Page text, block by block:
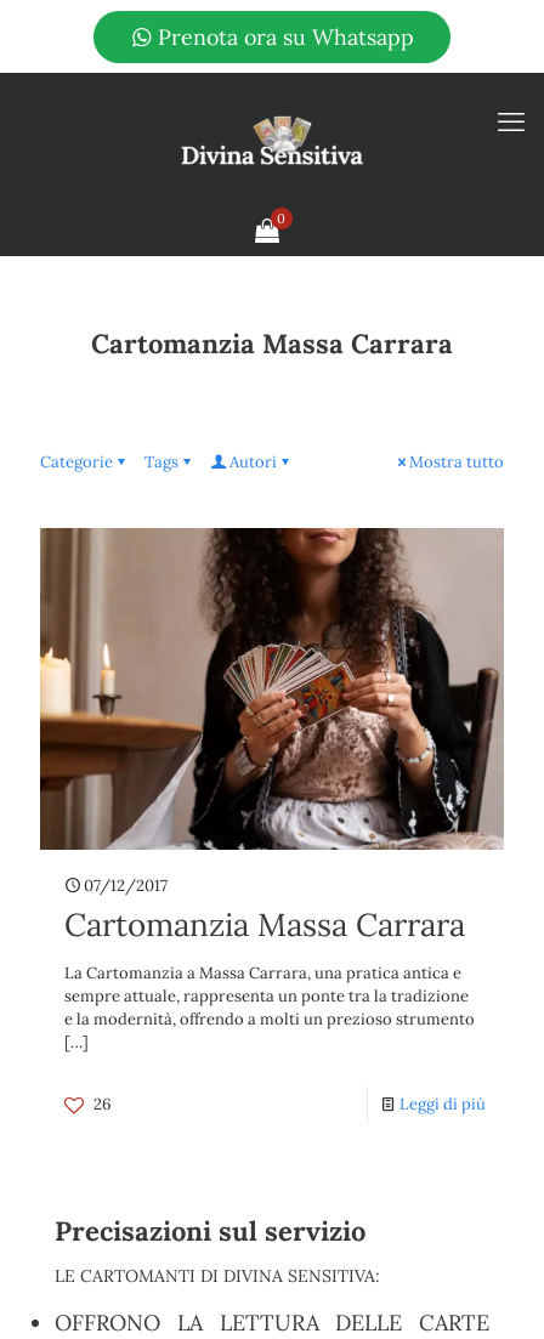
Prenota ora su Whatsapp
0
Cartomanzia Massa Carrara
Categorie Tags Autori Mostra tutto
07/12/2017
Cartomanzia Massa Carrara
La Cartomanzia a Massa Carrara, una pratica antica e
sempre attuale, rappresenta un ponte tra la tradizione
e la modernità, offrendo a molti un prezioso strumento
[…]
26 Leggi di più
Precisazioni sul servizio
LE CARTOMANTI DI DIVINA SENSITIVA:
OFFRONO LA LETTURA DELLE CARTE